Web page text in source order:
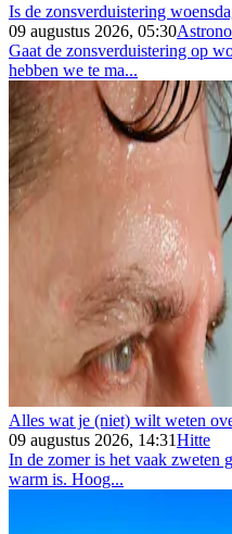
Is de zonsverduistering
09 augustus 2026, 05:30
Gaat de zonsverduistering op
hebben we te ma...
Alles wat je (niet) wilt weten
09 augustus 2026, 14:31Hitte
In de zomer is het vaak zweten
warm is. Hoog...